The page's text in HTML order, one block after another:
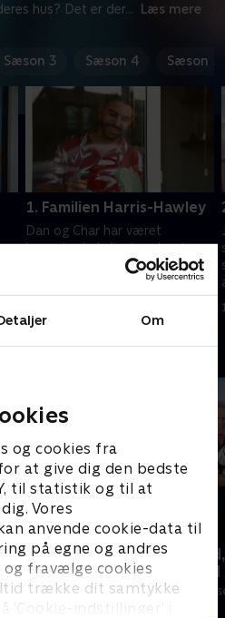
Om
og cookies fra
at give dig den bedste
til statistik og til at
Vores
anvende cookie-data til
på egne og andres
fravælge cookies
trække dit samtykke
’Cookie-indstillinger’ i
hus? Det er der... Læs mere
Sæson 3 Sæson 4 Sæson 5
1. Familien Harris-Hawley
Dan og Char har været
kærester hele livet og har to
døtre. Nu får de hjælp til at
rydde op i 437 dvd'er, 200
hårsløjfer, 59 hårbørster og
1011 stykker legetøj.
beliggenhed
Livsstil • 18